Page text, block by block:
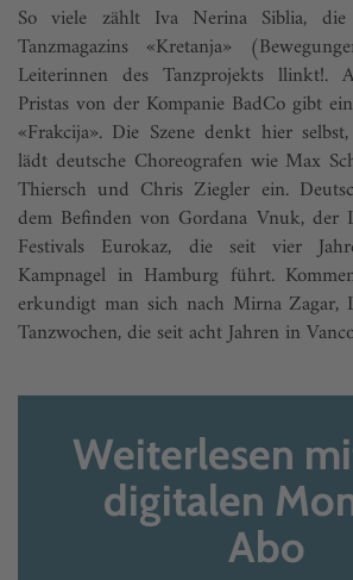
So viele zählt Iva Nerina Siblia, die
Tanzmagazins «Kretanja»
Leiterinnen des Tanzprojekts llinkt!.
Pristas von der Kompanie BadCo gibt
«Frakcija». Die Szene denkt hier
lädt deutsche Choreografen wie Max
Thiersch und Chris Ziegler ein.
dem Befinden von Gordana Vnuk, der
Festivals Eurokaz, die seit vier
Kampnagel in Hamburg führt.
erkundigt man sich nach Mirna Zagar,
Tanzwochen, die seit acht Jahren in
Weiterlesen
digitalen
Abo